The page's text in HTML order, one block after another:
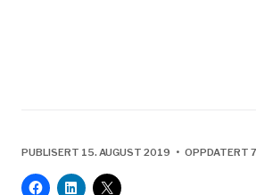
PUBLISERT 15. AUGUST 2019 • OPPDATERT